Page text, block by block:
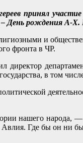
принял
День рождения А-
и
фронта в ЧР.
директор
в том
нашего народа,
Где бы он ни